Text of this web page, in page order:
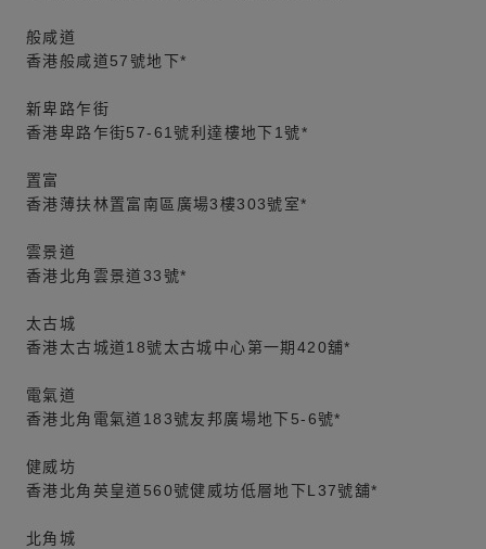
般咸道
香港般咸道57號地下*
新卑路乍街
香港卑路乍街57-61號利達樓地下1號*
置富
香港薄扶林置富南區廣場3樓303號室*
雲景道
香港北角雲景道33號*
太古城
香港太古城道18號太古城中心第一期420舖*
電氣道
香港北角電氣道183號友邦廣場地下5-6號*
健威坊
香港北角英皇道560號健威坊低層地下L37號舖*
北角城